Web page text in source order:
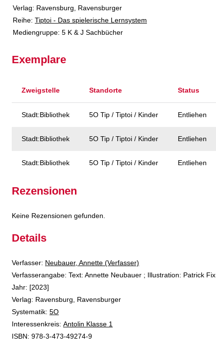
Verlag: Ravensburg, Ravensburger
Reihe: Tiptoi - Das spielerische Lernsystem
Mediengruppe: 5 K & J Sachbücher
Exemplare
Zweigstelle Standorte Status
Stadt:Bibliothek 5O Tip / Tiptoi / Kinder Entliehen
Stadt:Bibliothek 5O Tip / Tiptoi / Kinder Entliehen
Stadt:Bibliothek 5O Tip / Tiptoi / Kinder Entliehen
Rezensionen
Keine Rezensionen gefunden.
Details
Verfasser: Suche nach diesem Verfasser
Neubauer, Annette (Verfasser)
Verfasserangabe: Text: Annette Neubauer ; Illustration: Patrick Fix
Jahr: [2023]
Verlag: Ravensburg, Ravensburger
opens in new tab
Diesen Link in neuem Tab öffnen
Systematik: Suche nach dieser Systematik
5O
Interessenkreis: Suche nach diesem Interessenskreis
Antolin Klasse 1
ISBN: 978-3-473-49274-9